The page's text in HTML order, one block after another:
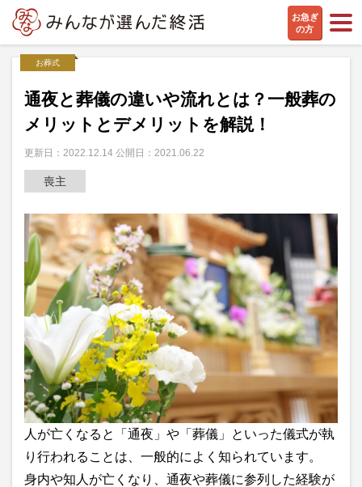
お急ぎ
の方
お葬式
通夜と葬儀の違いや流れとは？一般葬の
メリットとデメリットを解説！
更新日：2022.12.14 公開日：2021.06.22
喪主
人が亡くなると「通夜」や「葬儀」といった儀式が執
り行われることは、一般的によく知られています。
身内や知人が亡くなり、通夜や葬儀に参列した経験が